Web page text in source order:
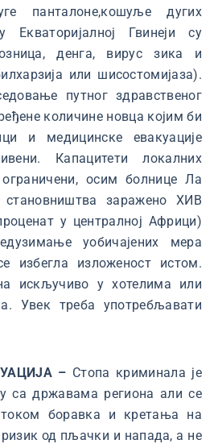
панталоне,кошуље дугих
Екваторијалној Гвинеји су
денга, вирус зика и
или шисостомијаза).
путног здравственог
количине новца којим би
и медицинске евакуације
Капацитети локалних
осим болнице Ла
заражено ХИВ
у централној Африци)
уобичајених мера
избегла изложеност истом.
искључиво у хотелима или
Увек треба употребљавати
– Стопа криминала је
са државама региона али се
током боравка и кретања на
од пљачки и напада, а не